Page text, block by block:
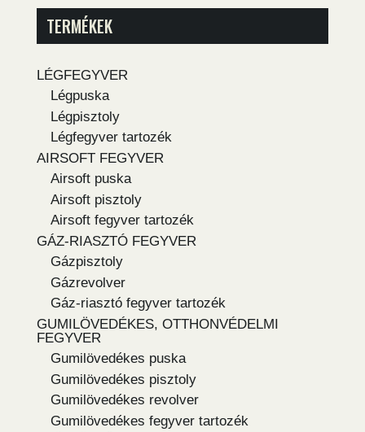
TERMÉKEK
LÉGFEGYVER
Légpuska
Légpisztoly
Légfegyver tartozék
AIRSOFT FEGYVER
Airsoft puska
Airsoft pisztoly
Airsoft fegyver tartozék
GÁZ-RIASZTÓ FEGYVER
Gázpisztoly
Gázrevolver
Gáz-riasztó fegyver tartozék
GUMILÖVEDÉKES, OTTHONVÉDELMI
FEGYVER
Gumilövedékes puska
Gumilövedékes pisztoly
Gumilövedékes revolver
Gumilövedékes fegyver tartozék